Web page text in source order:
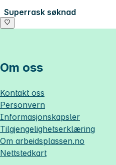
Superrask søknad
Om oss
Kontakt oss
Personvern
Informasjonskapsler
Tilgjengelighetserklæring
Om arbeidsplassen.no
Nettstedkart